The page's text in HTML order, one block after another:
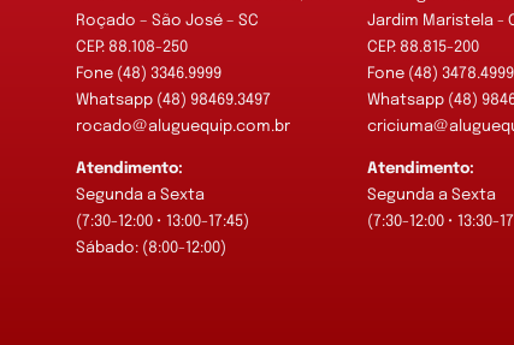
Roçado – São José – SC
CEP: 88.108-250
Fone (48) 3346.9999
Whatsapp (48) 98469.3497
rocado@aluguequip.com.br
Atendimento:
Segunda a Sexta
(7:30-12:00 • 13:00-17:45)
Sábado: (8:00-12:00)
Jardim Maristela -
CEP: 88.815-200
Fone (48) 3478.4999
Whatsapp (48)
Atendimento:
Segunda a Sexta
(7:30-12:00 • 13:30-